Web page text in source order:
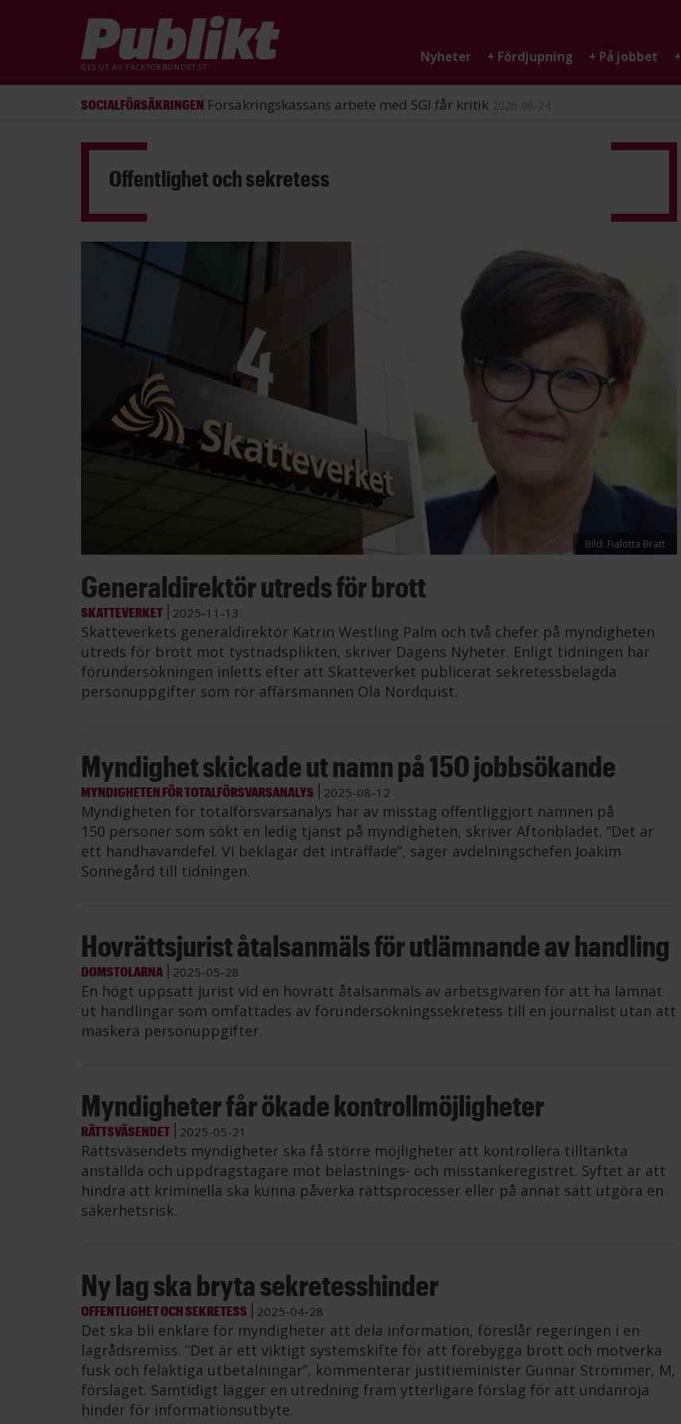
GES UT AV FACKFÖRBUNDET ST
Nyheter + Fördjupning + På jobbet +
ARBETSRÄTT ST förlorade mål mot Energimyndigheten 2026-06-25
Offentlighet och sekretess
Bild: Fialotta Bratt
Generaldirektör utreds för brott
SKATTEVERKET 2025-11-13
Skatteverkets generaldirektör Katrin Westling Palm och två chefer på myndigheten
utreds för brott mot tystnadsplikten, skriver Dagens Nyheter. Enligt tidningen har
förundersökningen inletts efter att Skatteverket publicerat sekretessbelagda
personuppgifter som rör affärsmannen Ola Nordquist.
Myndighet skickade ut namn på 150 jobbsökande
MYNDIGHETEN FÖR TOTALFÖRSVARSANALYS 2025-08-12
Myndigheten för totalförsvarsanalys har av misstag offentliggjort namnen på
150 personer som sökt en ledig tjänst på myndigheten, skriver Aftonbladet. ”Det är
ett handhavandefel. Vi beklagar det inträffade”, säger avdelningschefen Joakim
Sonnegård till tidningen.
Hovrättsjurist åtalsanmäls för utlämnande av handling
DOMSTOLARNA 2025-05-28
En högt uppsatt jurist vid en hovrätt åtalsanmäls av arbetsgivaren för att ha lämnat
ut handlingar som omfattades av förundersökningssekretess till en journalist utan att
maskera personuppgifter.
Myndigheter får ökade kontrollmöjligheter
RÄTTSVÄSENDET 2025-05-21
Rättsväsendets myndigheter ska få större möjligheter att kontrollera tilltänkta
anställda och uppdragstagare mot belastnings- och misstankeregistret. Syftet är att
hindra att kriminella ska kunna påverka rättsprocesser eller på annat sätt utgöra en
säkerhetsrisk.
Ny lag ska bryta sekretesshinder
OFFENTLIGHET OCH SEKRETESS 2025-04-28
Det ska bli enklare för myndigheter att dela information, föreslår regeringen i en
lagrådsremiss. ”Det är ett viktigt systemskifte för att förebygga brott och motverka
fusk och felaktiga utbetalningar”, kommenterar justitieminister Gunnar Strömmer, M,
förslaget. Samtidigt lägger en utredning fram ytterligare förslag för att undanröja
hinder för informationsutbyte.